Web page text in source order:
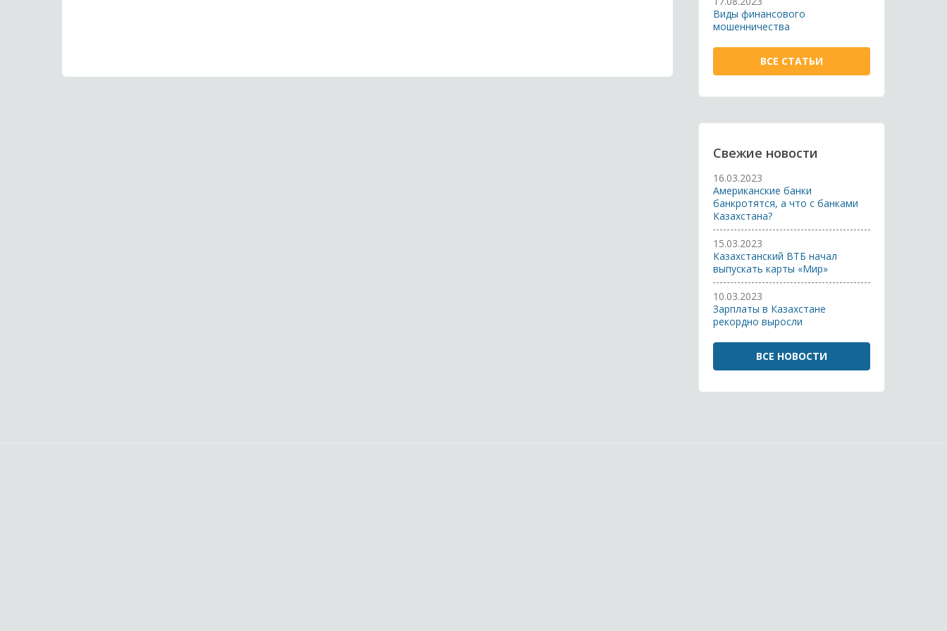
Виды финансового
мошенничества
ВСЕ СТАТЬИ
Свежие новости
16.03.2023
Американские банки
банкротятся, а что с банками
Казахстана?
15.03.2023
Казахстанский ВТБ начал
выпускать карты «Мир»
10.03.2023
Зарплаты в Казахстане
рекордно выросли
ВСЕ НОВОСТИ